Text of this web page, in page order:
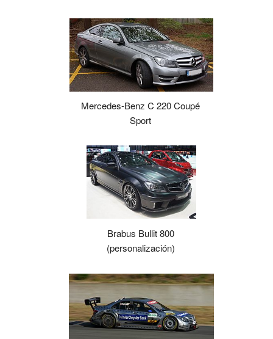
Mercedes-Benz C 220 Coupé
Sport
Brabus Bullit 800
(personalización)